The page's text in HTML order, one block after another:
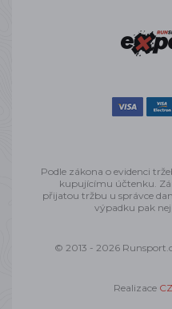
Podle zákona o evidenci
kupujícímu účtenku.
přijatou tržbu u správce
výpadku pak
© 2013 - 2026
Realizace